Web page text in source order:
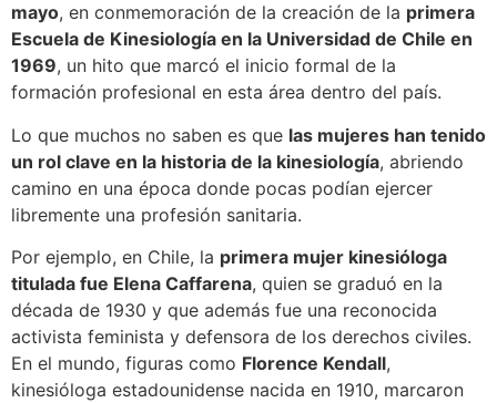
mayo, en conmemoración de la creación de la primera
Escuela de Kinesiología en la Universidad de Chile en
1969, un hito que marcó el inicio formal de la
formación profesional en esta área dentro del país.
Lo que muchos no saben es que las mujeres han tenido
un rol clave en la historia de la kinesiología, abriendo
camino en una época donde pocas podían ejercer
libremente una profesión sanitaria.
Por ejemplo, en Chile, la primera mujer kinesióloga
titulada fue Elena Caffarena, quien se graduó en la
década de 1930 y que además fue una reconocida
activista feminista y defensora de los derechos civiles.
En el mundo, figuras como Florence Kendall,
kinesióloga estadounidense nacida en 1910, marcaron